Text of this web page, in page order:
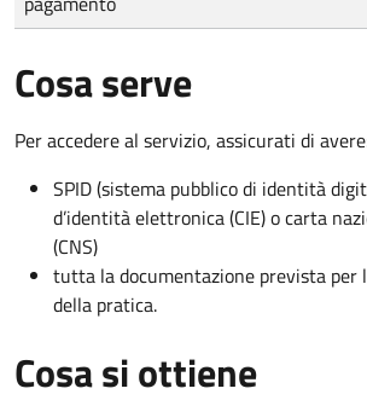
Cosa serve
Per accedere al servizio, assicurati di
SPID (sistema pubblico di identità
d’identità elettronica (CIE) o carta
(CNS)
tutta la documentazione prevista per
della pratica.
Cosa si ottiene